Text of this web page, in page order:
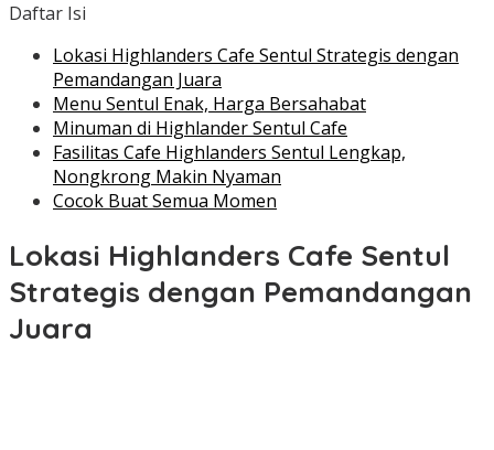
Daftar Isi
Lokasi Highlanders Cafe Sentul Strategis dengan
Pemandangan Juara
Menu Sentul Enak, Harga Bersahabat
Minuman di Highlander Sentul Cafe
Fasilitas Cafe Highlanders Sentul Lengkap,
Nongkrong Makin Nyaman
Cocok Buat Semua Momen
Lokasi Highlanders Cafe Sentul
Strategis dengan Pemandangan
Juara